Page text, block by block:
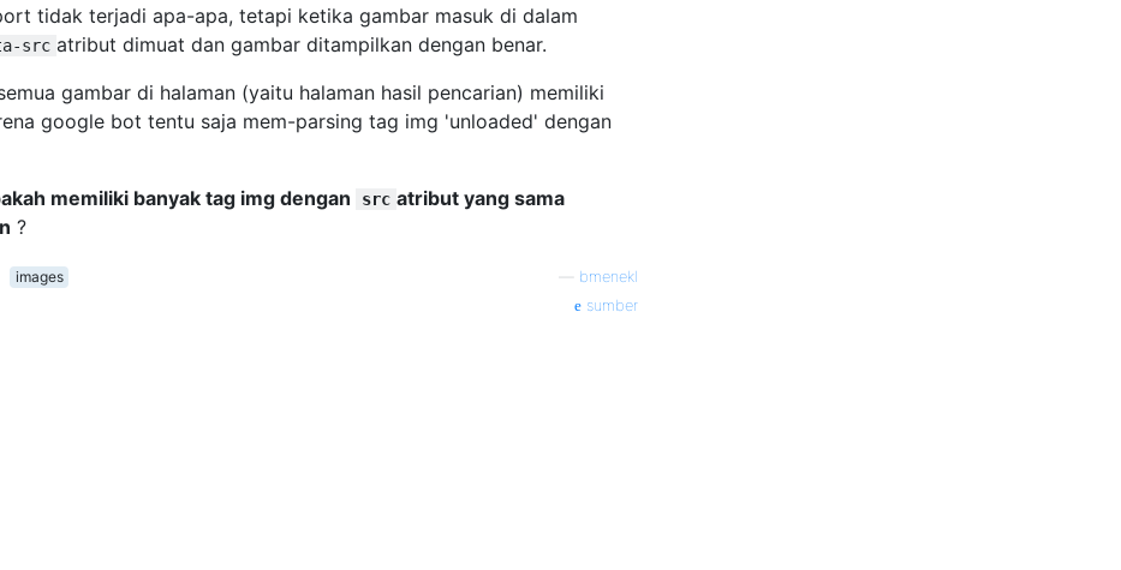
tidak terjadi apa-apa, tetapi ketika gambar masuk di dalam
src atribut dimuat dan gambar ditampilkan dengan benar.
gambar di halaman (yaitu halaman hasil pencarian) memiliki
google bot tentu saja mem-parsing tag img 'unloaded' dengan
memiliki banyak tag img dengan src atribut yang sama
?
images
bmenekl
sumber